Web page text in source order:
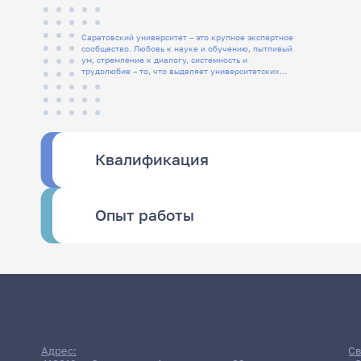
Саратовский университет – это крупное экспертное
сообщество. Любовь к науке и обучению, пытливый
ум, стремление к диалогу, системность и
трудолюбие – то, что выделяет университетских
Квалификация
Опыт работы
Адрес: